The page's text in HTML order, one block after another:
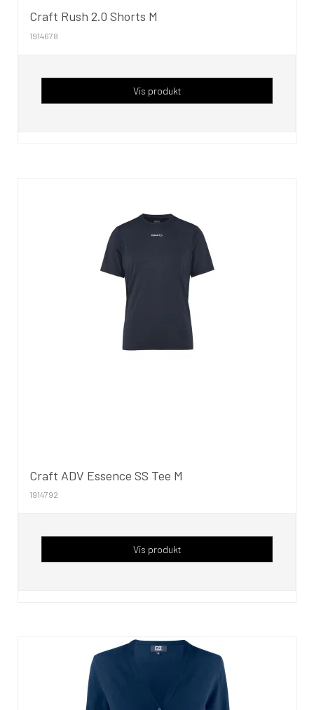
Craft Rush 2.0 Shorts M
1914678
Vis produkt
Craft ADV Essence SS Tee M
1914792
Vis produkt